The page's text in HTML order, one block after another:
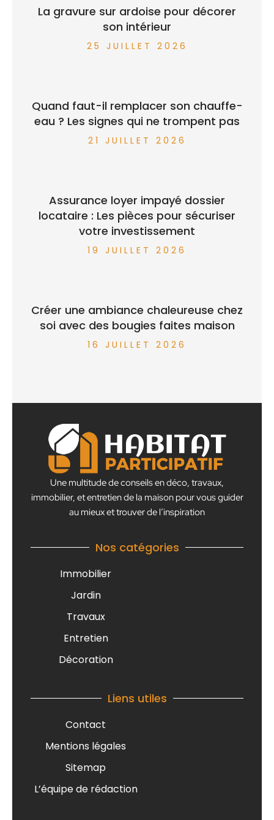
La gravure sur ardoise pour décorer
son intérieur
25 JUILLET 2026
Quand faut-il remplacer son chauffe-
eau ? Les signes qui ne trompent pas
21 JUILLET 2026
Assurance loyer impayé dossier
locataire : Les pièces pour sécuriser
votre investissement
19 JUILLET 2026
Créer une ambiance chaleureuse chez
soi avec des bougies faites maison
16 JUILLET 2026
Une multitude de conseils en déco, travaux,
immobilier, et entretien de la maison pour vous guider
au mieux et trouver de l’inspiration
Nos catégories
Immobilier
Jardin
Travaux
Entretien
Décoration
Liens utiles
Contact
Mentions légales
Sitemap
L’équipe de rédaction